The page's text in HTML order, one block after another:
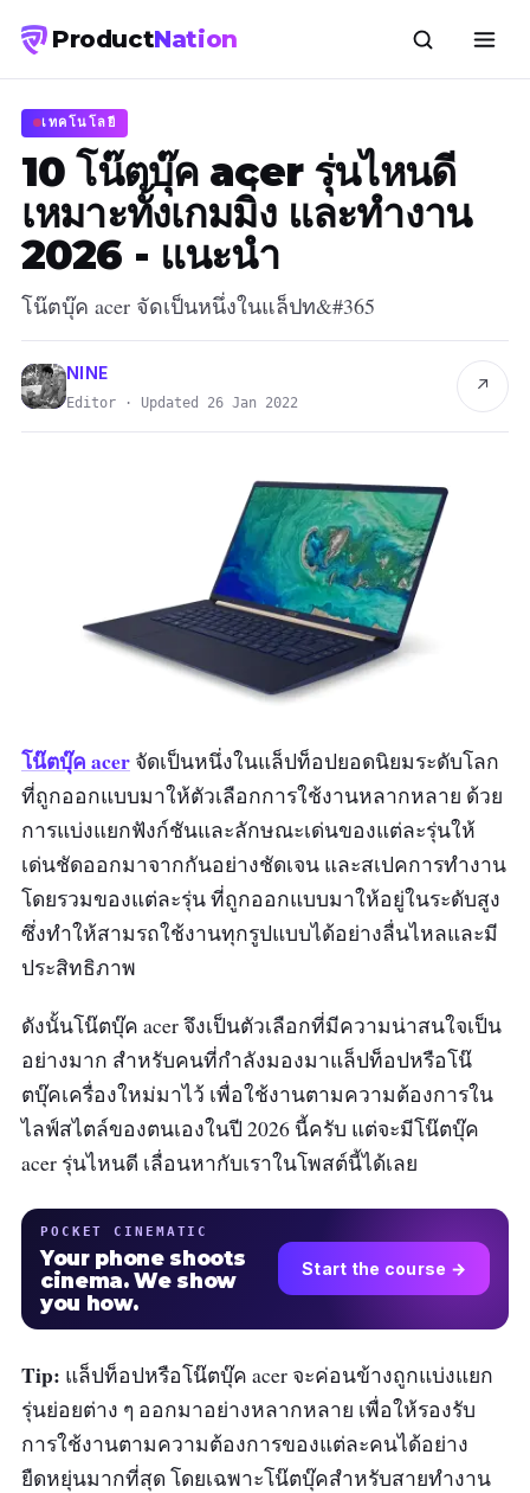
ProductNation
เทคโนโลยี
10 โน๊ตบุ๊ค acer รุ่นไหนดี
เหมาะทั้งเกมมิ่ง และทำงาน
2026 - แนะนำ
โน๊ตบุ๊ค acer จัดเป็นหนึ่งในแล็ปท&#365
NINE
Editor · Updated 26 Jan 2022
↗
โน๊ตบุ๊ค acer จัดเป็นหนึ่งในแล็ปท็อปยอดนิยมระดับโลก
ที่ถูกออกแบบมาให้ตัวเลือกการใช้งานหลากหลาย ด้วย
การแบ่งแยกฟังก์ชันและลักษณะเด่นของแต่ละรุ่นให้
เด่นชัดออกมาจากกันอย่างชัดเจน และสเปคการทำงาน
โดยรวมของแต่ละรุ่น ที่ถูกออกแบบมาให้อยู่ในระดับสูง
ซึ่งทำให้สามรถใช้งานทุกรูปแบบได้อย่างลื่นไหลและมี
ประสิทธิภาพ
ดังนั้นโน๊ตบุ๊ค acer จึงเป็นตัวเลือกที่มีความน่าสนใจเป็น
อย่างมาก สำหรับคนที่กำลังมองมาแล็ปท็อปหรือโน๊
ตบุ๊คเครื่องใหม่มาไว้ เพื่อใช้งานตามความต้องการใน
ไลฟ์สไตล์ของตนเองในปี 2026 นี้ครับ แต่จะมีโน๊ตบุ๊ค
acer รุ่นไหนดี เลื่อนหากับเราในโพสต์นี้ได้เลย
POCKET CINEMATIC
Your phone shoots
cinema. We show
you how.
Start the course →
Tip: แล็ปท็อปหรือโน๊ตบุ๊ค acer จะค่อนข้างถูกแบ่งแยก
รุ่นย่อยต่าง ๆ ออกมาอย่างหลากหลาย เพื่อให้รองรับ
การใช้งานตามความต้องการของแต่ละคนได้อย่าง
ยืดหยุ่นมากที่สุด โดยเฉพาะโน๊ตบุ๊คสำหรับสายทำงาน